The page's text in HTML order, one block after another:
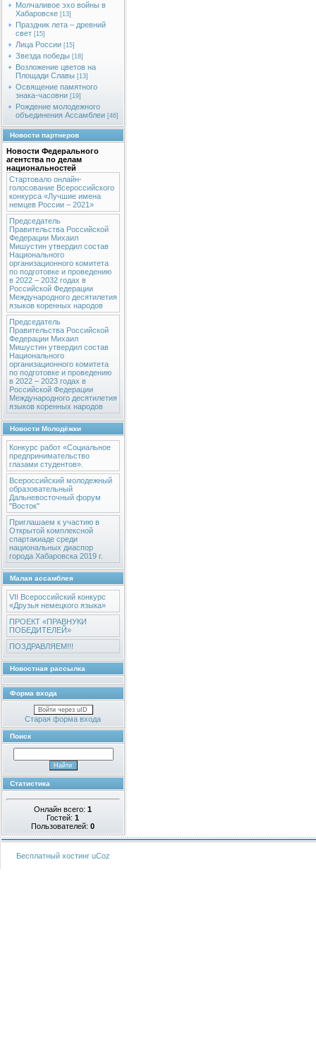
Молчаливое эхо войны в
Хабаровске [13]
Праздник лета – древний
свет [15]
Лица России [15]
Звезда победы [18]
Возложение цветов на
Площади Славы [13]
Освящение памятного
знака-часовни [19]
Рождение молодежного
объединения Ассамблеи [46]
Новости партнеров
Новости Федерального
агентства по делам
национальностей
Стартовало онлайн-
голосование Всероссийского
конкурса «Лучшие имена
немцев России – 2021»
Председатель
Правительства Российской
Федерации Михаил
Мишустин утвердил состав
Национального
организационного комитета
по подготовке и проведению
в 2022 – 2032 годах в
Российской Федерации
Международного десятилетия
языков коренных народов
Председатель
Правительства Российской
Федерации Михаил
Мишустин утвердил состав
Национального
организационного комитета
по подготовке и проведению
в 2022 – 2023 годах в
Российской Федерации
Международного десятилетия
языков коренных народов
Новости Молодёжки
Конкурс работ «Социальное
предпринимательство
глазами студентов».
Всероссийский молодежный
образовательный
Дальневосточный форум
"Восток"
Приглашаем к участию в
Открытой комплексной
спартакиаде среди
национальных диаспор
города Хабаровска 2019 г.
Малая ассамблея
VII Всероссийский конкурс
«Друзья немецкого языка»
ПРОЕКТ «ПРАВНУКИ
ПОБЕДИТЕЛЕЙ»
ПОЗДРАВЛЯЕМ!!!
Новостная рассылка
Форма входа
Войти через uID
Старая форма входа
Поиск
Статистика
Онлайн всего:1
Гостей:1
Пользователей:0
Бесплатный хостинг uCoz